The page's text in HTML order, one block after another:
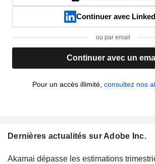
Continuer avec
ou par email
Continuer avec un
Pour un accès illimité, consultez nos
Dernières actualités sur Adobe Inc.
Akamai dépasse les estimations